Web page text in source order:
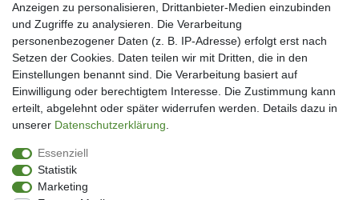
Zur Kasse
Mein Konto
Kundenkonto eröffnen
Im Kundenkonto anmelden
Wunschliste
Service
Datenschutzerklärung
AGB
Impressum
Anzeigen zu personalisieren, Drittanbieter-Medien einzubinden
und Zugriffe zu analysieren. Die Verarbeitung
personenbezogener Daten (z. B. IP-Adresse) erfolgt erst nach
Setzen der Cookies. Daten teilen wir mit Dritten, die in den
Einstellungen benannt sind. Die Verarbeitung basiert auf
Einwilligung oder berechtigtem Interesse. Die Zustimmung kann
erteilt, abgelehnt oder später widerrufen werden. Details dazu in
unserer Daten­schutz­erklärung
Essenziell
Statistik
Marketing